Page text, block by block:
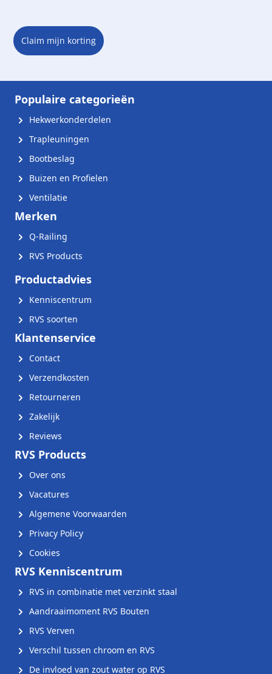
Claim mijn korting
Populaire categorieën
Hekwerkonderdelen
Trapleuningen
Bootbeslag
Buizen en Profielen
Ventilatie
Merken
Q-Railing
RVS Products
Productadvies
Kenniscentrum
RVS soorten
Klantenservice
Contact
Verzendkosten
Retourneren
Zakelijk
Reviews
RVS Products
Over ons
Vacatures
Algemene Voorwaarden
Privacy Policy
Cookies
RVS Kenniscentrum
RVS in combinatie met verzinkt staal
Aandraaimoment RVS Bouten
RVS Verven
Verschil tussen chroom en RVS
De invloed van zout water op RVS